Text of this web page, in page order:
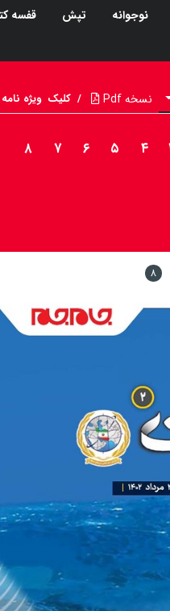
نوجوانه تپش قفسه
نسخه Pdf / کلیک ویژه نامه
۴ ۵ ۶ ۷ ۸
۸